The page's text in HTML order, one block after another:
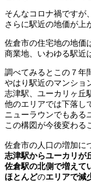
そんなコロナ禍ですが
さらに駅近の地価が上
佐倉市の住宅地の地価
商業地、いわゆる駅近
調べてみるとこの７年
やはり駅近のマンショ
志津駅、ユーカリヶ丘
他のエリアでは下落し
ニューラウンでもある
この構図が今後変わる
佐倉市の人口の増加に
志津駅からユーカリが
佐倉駅の北側で増えて
ほとんどのエリアで減